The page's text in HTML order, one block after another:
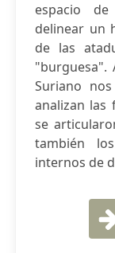
espacio
delinear un
de las
"burguesa".
Suriano
analizan las
se
también
internos de